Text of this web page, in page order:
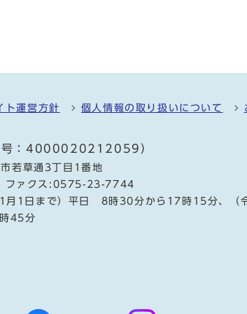
ト運営方針 個人情報の取り扱いについて
号：4000020212059）
若草通3丁目1番地
ファクス:0575-23-7744
月1日まで）平日 8時30分から17時15分、（
45分